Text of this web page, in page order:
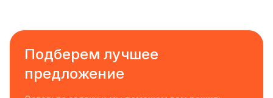
Подберем лучшее
предложение